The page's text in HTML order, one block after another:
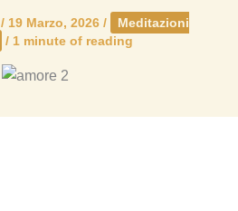
/ 19 Marzo, 2026 /
Meditazioni
/ 1 minute of reading